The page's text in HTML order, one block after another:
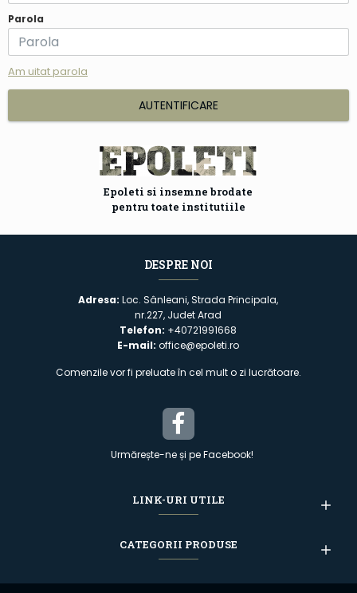
Parola
Am uitat parola
AUTENTIFICARE
Epoleti si insemne brodate
pentru toate institutiile
DESPRE NOI
Adresa:Loc. Sânleani, Strada Principala,
nr.227, Judet Arad
Telefon: +40721991668
E-mail: office@epoleti.ro
Comenzile vor fi preluate în cel mult o zi lucrătoare.
Urmărește-ne și pe Facebook!
LINK-URI UTILE
CATEGORII PRODUSE